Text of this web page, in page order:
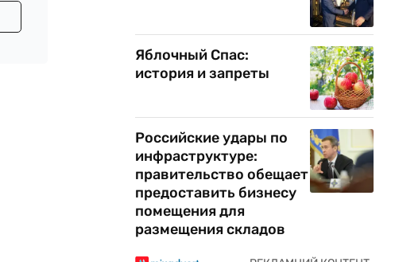
Яблочный Спас:
история и запреты
Российские удары по
инфраструктуре:
правительство обещает
предоставить бизнесу
помещения для
размещения складов